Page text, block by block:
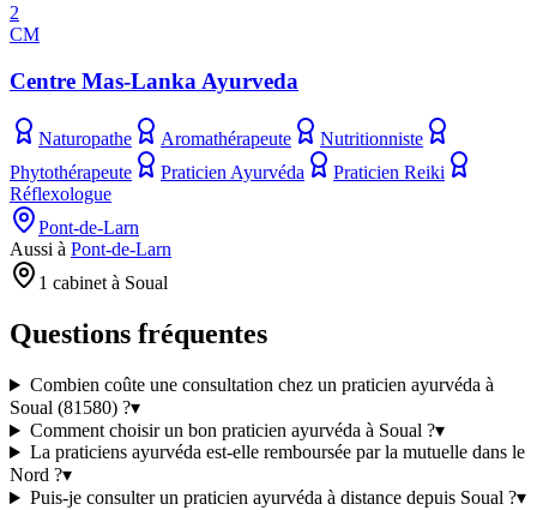
2
CM
Centre Mas-Lanka Ayurveda
Naturopathe Aromathérapeute
Nutritionniste
Phytothérapeute
Praticien Ayurvéda
Praticien Reiki
Réflexologue
Pont-de-Larn
Aussi à Pont-de-Larn
1 cabinet à Soual
Questions fréquentes
Combien coûte une consultation chez un praticien ayurvéda à
Soual (81580) ?▾
Comment choisir un bon praticien ayurvéda à Soual ?▾
La praticiens ayurvéda est-elle remboursée par la mutuelle dans le
Nord ?▾
Puis-je consulter un praticien ayurvéda à distance depuis Soual ?▾